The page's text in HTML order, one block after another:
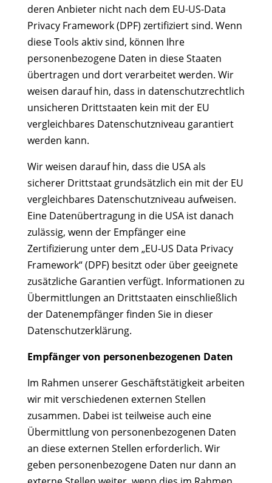
deren Anbieter nicht nach dem EU-US-Data
Privacy Framework (DPF) zertifiziert sind. Wenn
diese Tools aktiv sind, können Ihre
personenbezogene Daten in diese Staaten
übertragen und dort verarbeitet werden. Wir
weisen darauf hin, dass in datenschutzrechtlich
unsicheren Drittstaaten kein mit der EU
vergleichbares Datenschutzniveau garantiert
werden kann.
Wir weisen darauf hin, dass die USA als
sicherer Drittstaat grundsätzlich ein mit der EU
vergleichbares Datenschutzniveau aufweisen.
Eine Datenübertragung in die USA ist danach
zulässig, wenn der Empfänger eine
Zertifizierung unter dem „EU-US Data Privacy
Framework“ (DPF) besitzt oder über geeignete
zusätzliche Garantien verfügt. Informationen zu
Übermittlungen an Drittstaaten einschließlich
der Datenempfänger finden Sie in dieser
Datenschutzerklärung.
Empfänger von personenbezogenen Daten
Im Rahmen unserer Geschäftstätigkeit arbeiten
wir mit verschiedenen externen Stellen
zusammen. Dabei ist teilweise auch eine
Übermittlung von personenbezogenen Daten
an diese externen Stellen erforderlich. Wir
geben personenbezogene Daten nur dann an